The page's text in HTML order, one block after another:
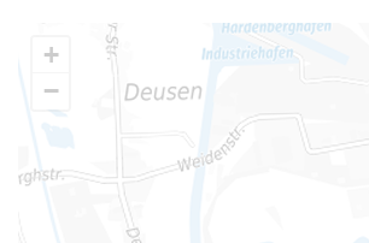
+
−